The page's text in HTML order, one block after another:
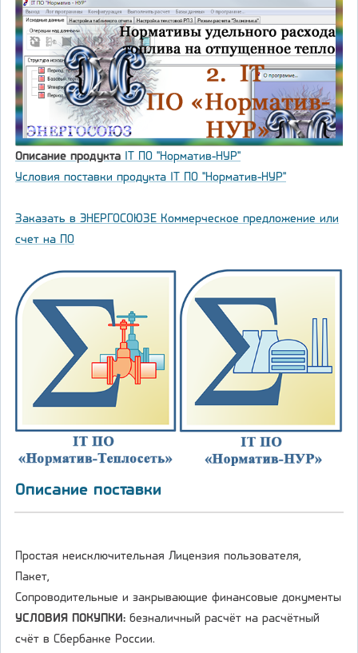
Описание продукта IT ПО "Норматив-НУР"
Условия поставки продукта IT ПО "Норматив-НУР"
Заказать в ЭНЕРГОСОЮЗЕ Коммерческое предложение или
счет на ПО
Описание поставки
Простая неисключительная Лицензия пользователя,
Пакет,
Сопроводительные и закрывающие финансовые документы
УСЛОВИЯ ПОКУПКИ: безналичный расчёт на расчётный
счёт в Сбербанке России.